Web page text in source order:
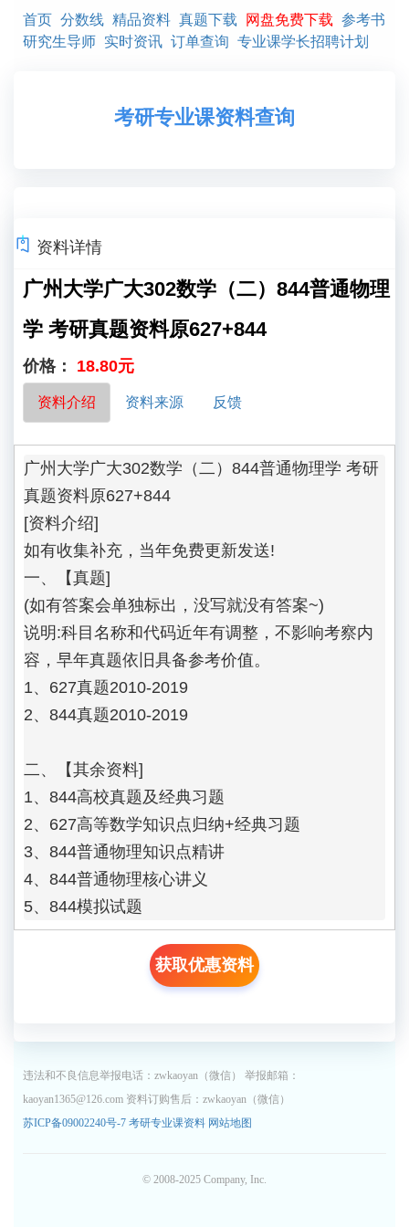
首页 分数线 精品资料 真题下载 网盘免费下载 参考书
研究生导师 实时资讯 订单查询 专业课学长招聘计划
考研专业课资料查询
资料详情
广州大学广大302数学（二）844普通物理
学 考研真题资料原627+844
价格： 18.80元
资料介绍 资料来源 反馈
广州大学广大302数学（二）844普通物理学 考研
真题资料原627+844
[资料介绍]
如有收集补充，当年免费更新发送!
一、【真题]
(如有答案会单独标出，没写就没有答案~)
说明:科目名称和代码近年有调整，不影响考察内
容，早年真题依旧具备参考价值。
1、627真题2010-2019
2、844真题2010-2019
二、【其余资料]
1、844高校真题及经典习题
2、627高等数学知识点归纳+经典习题
3、844普通物理知识点精讲
4、844普通物理核心讲义
5、844模拟试题
获取优惠资料
违法和不良信息举报电话：zwkaoyan（微信） 举报邮箱：
kaoyan1365@126.com 资料订购售后：zwkaoyan（微信）
苏ICP备09002240号-7 考研专业课资料 网站地图
© 2008-2025 Company, Inc.